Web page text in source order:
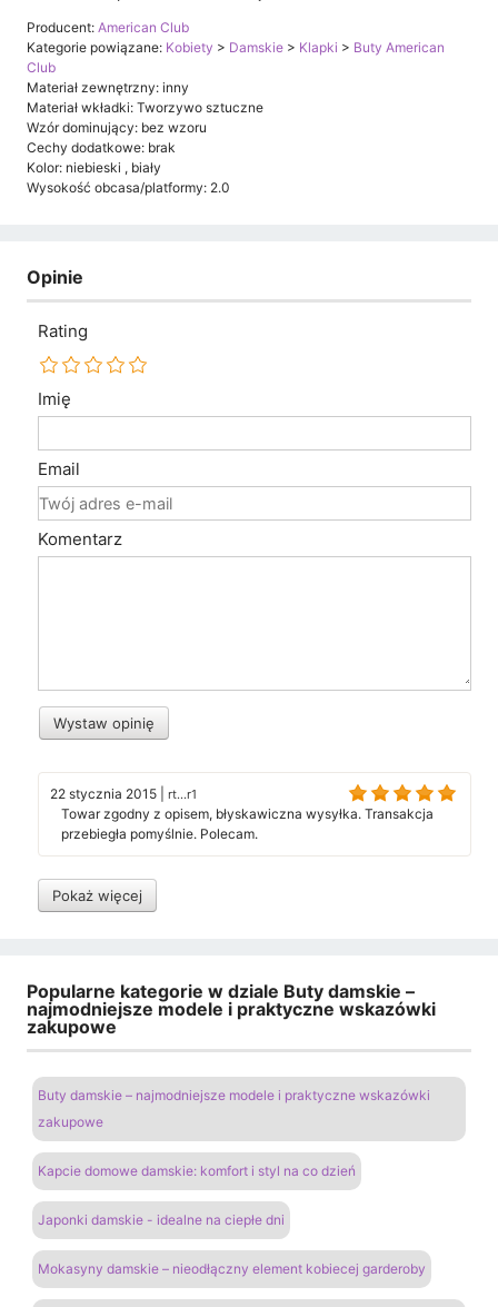
Producent: American Club
Kategorie powiązane: Kobiety > Damskie > Klapki > Buty American
Club
Materiał zewnętrzny: inny
Materiał wkładki: Tworzywo sztuczne
Wzór dominujący: bez wzoru
Cechy dodatkowe: brak
Kolor: niebieski , biały
Wysokość obcasa/platformy: 2.0
Opinie
Rating
Imię
Email
Komentarz
Wystaw opinię
22 stycznia 2015 rt...r1
Towar zgodny z opisem, błyskawiczna wysyłka. Transakcja
przebiegła pomyślnie. Polecam.
Pokaż więcej
Popularne kategorie w dziale Buty damskie –
najmodniejsze modele i praktyczne wskazówki
zakupowe
Buty damskie – najmodniejsze modele i praktyczne wskazówki
zakupowe
Kapcie domowe damskie: komfort i styl na co dzień
Japonki damskie - idealne na ciepłe dni
Mokasyny damskie – nieodłączny element kobiecej garderoby